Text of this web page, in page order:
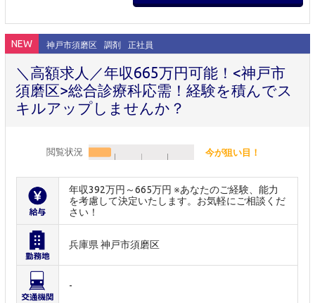
NEW 神戸市須磨区 調剤 正社員
＼高額求人／年収665万円可能！<神戸市
須磨区>総合診療科応需！経験を積んでス
キルアップしませんか？
閲覧状況 今が狙い目！
年収392万円～665万円 ※あなたのご経験、能力
を考慮して決定いたします。お気軽にご相談くだ
さい！
兵庫県 神戸市須磨区
-